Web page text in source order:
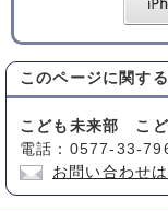
このページに関する
こども未来部 こ
電話：0577-33-
お問い合わせ